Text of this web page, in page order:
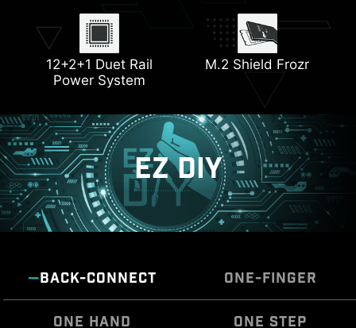
12+2+1 Duet Rail
Power System
M.2 Shield Frozr
Conectores triples M.2
EZ PCIe Clip II
EZ DIY
BACK-CONNECT ONE-FINGER
ONE HAND ONE STEP